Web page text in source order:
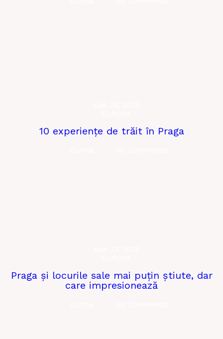
10 experiențe de trăit în Praga
Praga și locurile sale mai puțin știute, dar
care impresionează